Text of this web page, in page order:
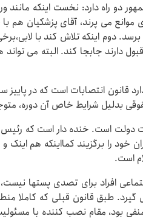
راه دارد: نخست اینکه مانند
می پرند، آقای پزشکیان هم
دوم اینکه تلاش کند با
دارند جابجا کند. البته می تواند
بدلیل شرایط خاص آن دوره،
دولت است. خنده دار است که رئیس
است.
افراد برای تصدی پستها نیست،
گیرد. طبق قانون قبلی که کاملا
بود، مقام نصب کننده با